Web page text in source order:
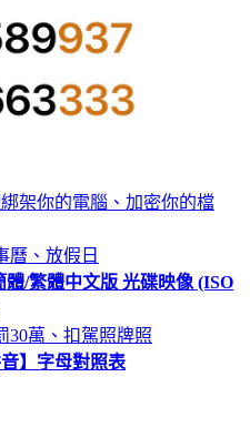
架你的電腦、加密你的檔
曆、放假日
體/繁體中文版 光碟映像 (ISO
30萬、扣駕照牌照
】字母對照表